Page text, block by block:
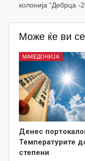
колонија “Дебрца -
Може ќе ви
МАКЕДОНИЈА
Денес
Температурите
степени